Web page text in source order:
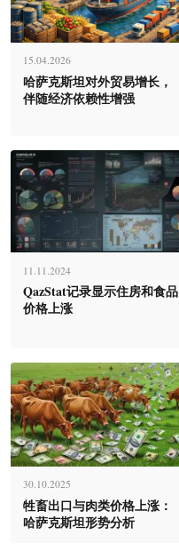
15.04.2026
哈萨克斯坦对外贸易增长，
伴随经济依赖性增强
11.11.2024
QazStat记录显示住房和食品
价格上涨
30.10.2025
牲畜出口与肉类价格上涨：
哈萨克斯坦形势分析